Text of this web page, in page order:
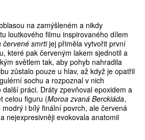
na zamýšleném a nikdy
loutkového filmu inspirovaného dílem
červené smrtijej přiměla vytvořit první
které pak červeným lakem sjednotil a
světlem tak, aby pohyb nahradila
zůstalo pouze u hlav, až když je opatřil
sochu a rozpoznal v nich
práci. Dráty zpevňoval epoxidem a
celou figuru (Moroa zvaná Berckiáda,
i bílý finální povrch, ale červená
nejexpresivněji evokovala anatomii